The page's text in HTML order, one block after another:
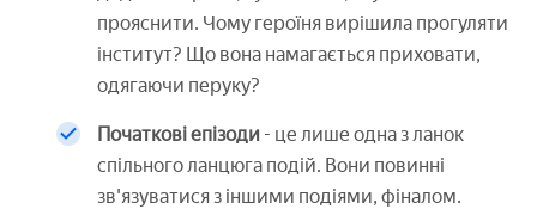
прояснити. Чому героїня вирішила прогуляти
інститут? Що вона намагається приховати,
одягаючи перуку?
Початкові епізоди - це лише одна з ланок
спільного ланцюга подій. Вони повинні
зв'язуватися з іншими подіями, фіналом.